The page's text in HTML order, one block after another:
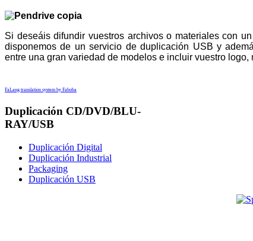
Si deseáis difundir vuestros archivos o materiales con
disponemos de un servicio de duplicación USB y
entre una gran variedad de modelos e incluir vuestro logo,
FaLang translation system by Faboba
Duplicación CD/DVD/BLU-
RAY/USB
Duplicación Digital
Duplicación Industrial
Packaging
Duplicación USB